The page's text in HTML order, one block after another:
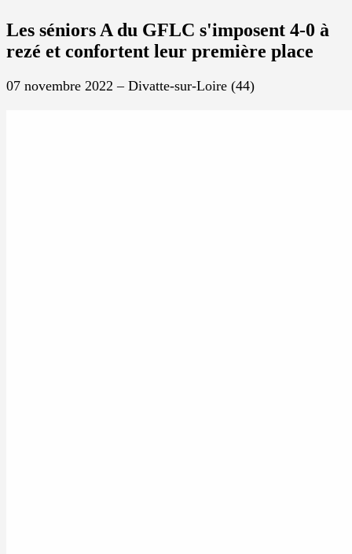
Les séniors A du GFLC s'imposent 4-0 à
rezé et confortent leur première place
07 novembre 2022 – Divatte-sur-Loire (44)